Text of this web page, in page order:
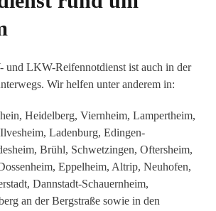
und LKW-Reifennotdienst ist auch in der
Wir helfen unter anderem in:
Heidelberg, Viernheim, Lampertheim,
Ladenburg, Edingen-
Brühl, Schwetzingen, Oftersheim,
Eppelheim, Altrip, Neuhofen,
Dannstadt-Schauernheim,
an der Bergstraße sowie in den